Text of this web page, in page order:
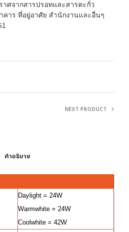
ศจากสารปรอทและสารตะกั่ว
คาร ที่อยู่อาศัย สำนักงานและอื่นๆ
NEXT PRODUCT
คำอธิบาย
Daylight = 24W
Warmwhite = 24W
Coolwhite = 42W